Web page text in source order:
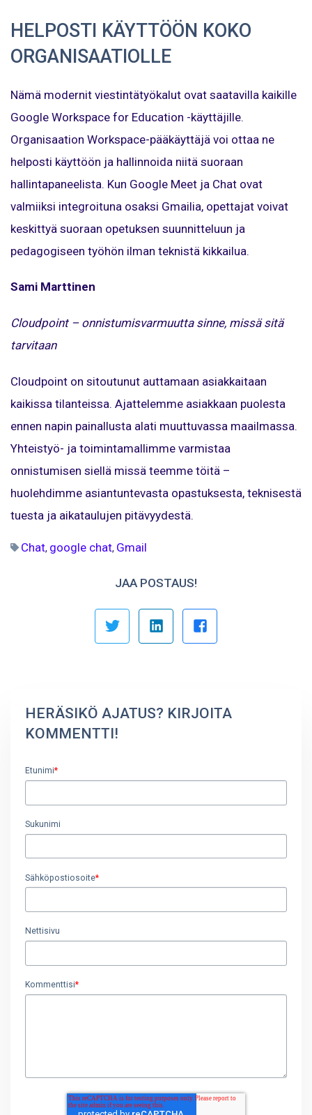
HELPOSTI KÄYTTÖÖN KOKO
ORGANISAATIOLLE
Nämä modernit viestintätyökalut ovat saatavilla kaikille
Google Workspace for Education -käyttäjille.
Organisaation Workspace-pääkäyttäjä voi ottaa ne
helposti käyttöön ja hallinnoida niitä suoraan
hallintapaneelista. Kun Google Meet ja Chat ovat
valmiiksi integroituna osaksi Gmailia, opettajat voivat
keskittyä suoraan opetuksen suunnitteluun ja
pedagogiseen työhön ilman teknistä kikkailua.
Sami Marttinen
Cloudpoint – onnistumisvarmuutta sinne, missä sitä
tarvitaan
Cloudpoint on sitoutunut auttamaan asiakkaitaan
kaikissa tilanteissa. Ajattelemme asiakkaan puolesta
ennen napin painallusta alati muuttuvassa maailmassa.
Yhteistyö- ja toimintamallimme varmistaa
onnistumisen siellä missä teemme töitä –
huolehdimme asiantuntevasta opastuksesta, teknisestä
tuesta ja aikataulujen pitävyydestä.
Chat, google chat, Gmail
JAA POSTAUS!
HERÄSIKÖ AJATUS? KIRJOITA
KOMMENTTI!
Etunimi*
Sukunimi
Sähköpostiosoite*
Nettisivu
Kommenttisi*